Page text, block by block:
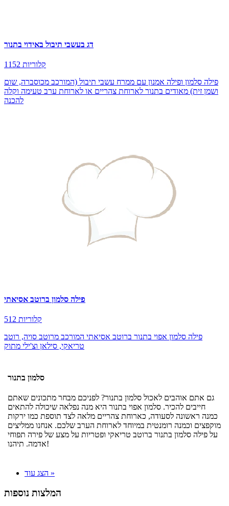
דג בעשבי תיבול באידוי בתנור
1152 קלוריות
פילה סלמון ופילה אמנון עם ממרח עשבי תיבול (המורכב מכוסברה, שום
ושמן זית) מאודים בתנור לארוחת צהריים או לארוחת ערב טעימה וקלה
להכנה
פילה סלמון ברוטב אסיאתי
512 קלוריות
פילה סלמון אפוי בתנור ברוטב אסיאתי המורכב מרוטב סויה, רוטב
טריאקי, סילאן וצ'ילי מתוק
סלמון בתנור
גם אתם אוהבים לאכול סלמון בתנור? לפניכם מבחר מתכונים שאתם
חייבים להכיר. סלמון אפוי בתנור היא מנה נפלאה שיכולה להתאים
כמנה ראשונה לסעודה, כארוחת צהריים מלאה לצד תוספת כמו ירקות
מוקפצים וכמנה רומנטית במיוחד לארוחת הערב שלכם. אנחנו ממליצים
על פילה סלמון בתנור ברוטב טריאקי ופטריות על מצע של פירה תפוחי
אדמה. תיהנו!
הצג עוד »
המלצות נוספות